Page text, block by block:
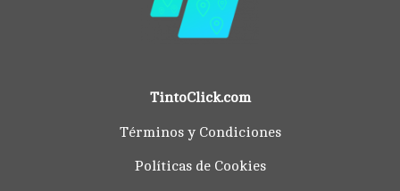
TintoClick.com
Términos y Condiciones
Políticas de Cookies